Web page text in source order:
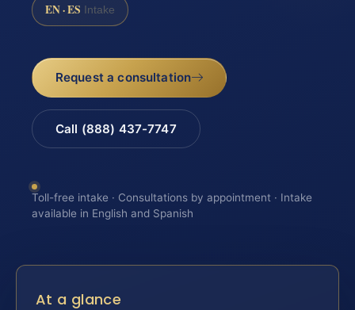
EN · ES Intake
Request a consultation
Call (888) 437-7747
Toll-free intake · Consultations by appointment · Intake
available in English and Spanish
At a glance